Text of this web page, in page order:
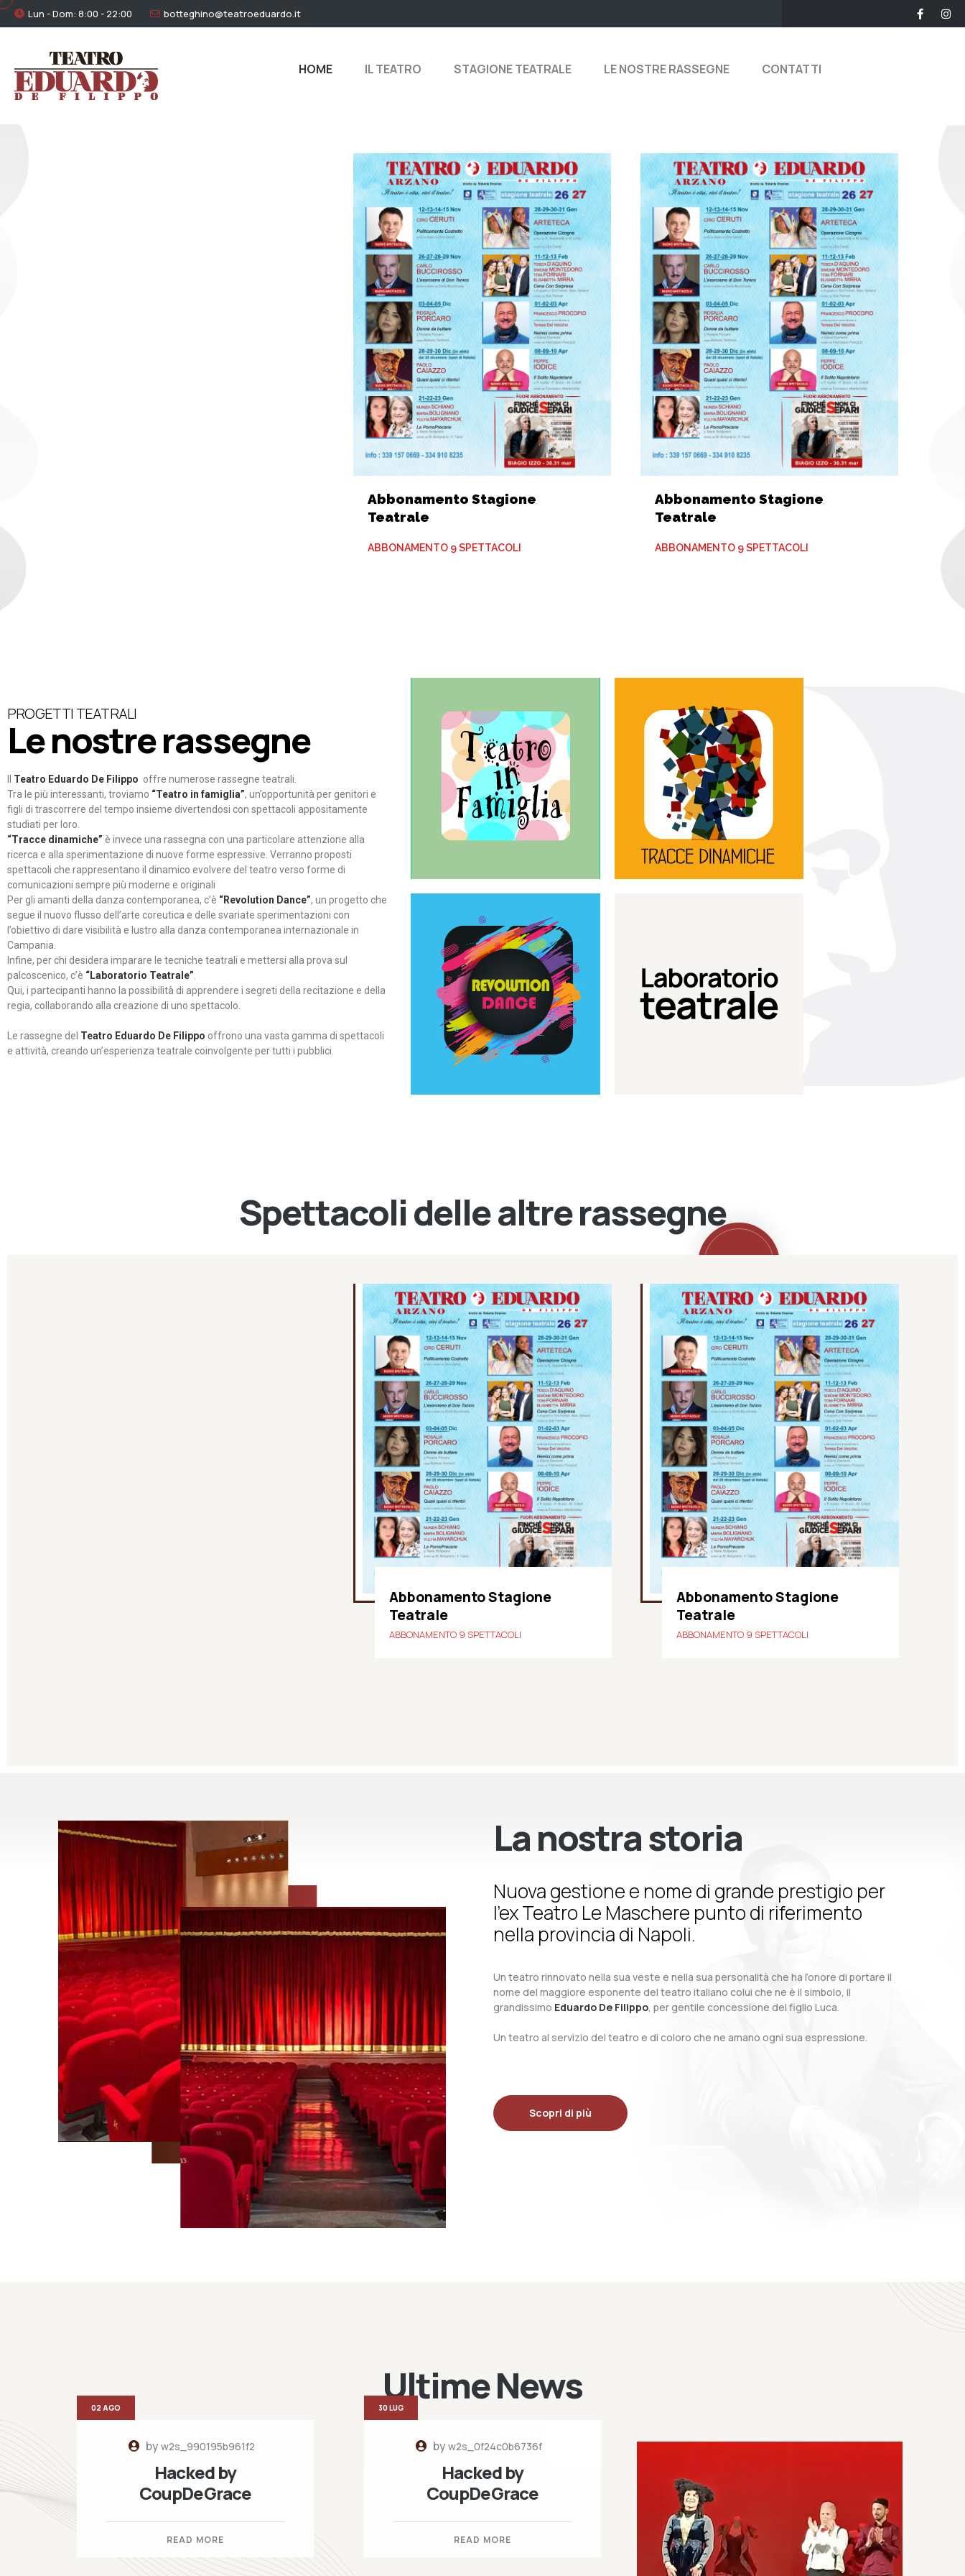
Lun - Dom: 8:00 - 22:00 botteghino@teatroeduardo.it
HOME IL TEATRO STAGIONE TEATRALE LE NOSTRE RASSEGNE CONTATTI
Abbonamento Stagione
Teatrale
ABBONAMENTO 9 SPETTACOLI
Abbonamento Stagione
Teatrale
ABBONAMENTO 9 SPETTACOLI
PROGETTI TEATRALI
Le nostre rassegne
Teatro Eduardo De Filippo offre numerose rassegne teatrali.
Tra le più interessanti, troviamo “Teatro in famiglia”, un’opportunità per genitori e
figli di trascorrere del tempo insieme divertendosi con spettacoli appositamente
studiati per loro.
“Tracce dinamiche” è invece una rassegna con una particolare attenzione alla
ricerca e alla sperimentazione di nuove forme espressive. Verranno proposti
spettacoli che rappresentano il dinamico evolvere del teatro verso forme di
comunicazioni sempre più moderne e originali
Per gli amanti della danza contemporanea, c’è “Revolution Dance”, un progetto che
segue il nuovo flusso dell’arte coreutica e delle svariate sperimentazioni con
l’obiettivo di dare visibilità e lustro alla danza contemporanea internazionale in
Campania.
Infine, per chi desidera imparare le tecniche teatrali e mettersi alla prova sul
palcoscenico, c’è “Laboratorio Teatrale”
Qui, i partecipanti hanno la possibilità di apprendere i segreti della recitazione e della
regia, collaborando alla creazione di uno spettacolo.
Le rassegne del Teatro Eduardo De Filippo offrono una vasta gamma di spettacoli
e attività, creando un’esperienza teatrale coinvolgente per tutti i pubblici.
Teatro in famiglia
Teatro In Famiglia è una
rassegna di teatro concepita
per far condividere e godere
del teatro all’intera famiglia.
Continua
Tracce dinamiche
Tracce Dinamiche è una
rassegna di teatro
d’innovazione e sperimentale.
Continua
Revolution Dance
Rassegna di danza
contemporanea – I Edizione
Continua
Laboratorio di teatro del
Teatro Eduardo de Filippo
Spettacoli delle altre rassegne
Abbonamento Stagione
Teatrale
ABBONAMENTO 9 SPETTACOLI
Abbonamento Stagione
Teatrale
ABBONAMENTO 9 SPETTACOLI
La nostra storia
Nuova gestione e nome di grande prestigio per
l’ex Teatro Le Maschere punto di riferimento
nella provincia di Napoli.
Un teatro rinnovato nella sua veste e nella sua personalità che ha l’onore di portare il
nome del maggiore esponente del teatro italiano colui che ne è il simbolo, il
grandissimo Eduardo De Filippo, per gentile concessione del figlio Luca.
Un teatro al servizio del teatro e di coloro che ne amano ogni sua espressione.
Scopri di più
Ultime News
byw2s_990195b961f2
Hacked by
CoupDeGrace
READ MORE
02 AGO
byw2s_0f24c0b6736f
Hacked by
CoupDeGrace
READ MORE
30 LUG